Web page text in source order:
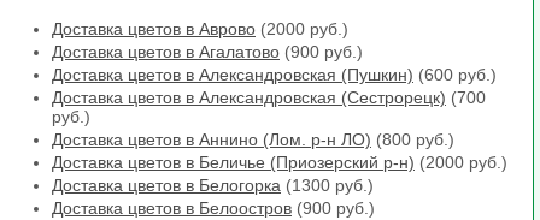
Доставка цветов в Аврово (2000 руб.)
Доставка цветов в Агалатово (900 руб.)
Доставка цветов в Александровская (Пушкин) (600 руб.)
Доставка цветов в Александровская (Сестрорецк) (700
руб.)
Доставка цветов в Аннино (Лом. р-н ЛО) (800 руб.)
Доставка цветов в Беличье (Приозерский р-н) (2000 руб.)
Доставка цветов в Белогорка (1300 руб.)
Доставка цветов в Белоостров (900 руб.)